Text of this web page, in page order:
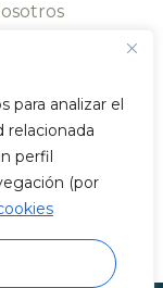
para analizar el
relacionada
perfil
(por
Málaga